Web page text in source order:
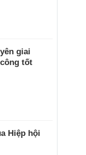
giai
tốt
Hiệp hội